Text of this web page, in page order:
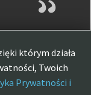
którym działa
Twoich
Prywatności i